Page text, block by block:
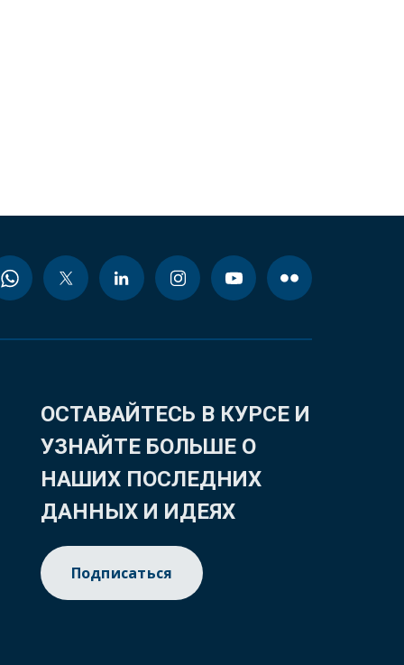
ОСТАВАЙТЕСЬ В КУРСЕ И
УЗНАЙТЕ БОЛЬШЕ О
НАШИХ ПОСЛЕДНИХ
ДАННЫХ И ИДЕЯХ
Подписаться